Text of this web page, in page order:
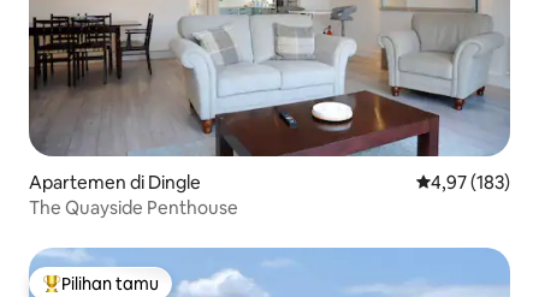
Apartemen di Dingle Nilai rata-rata
4,97 (183)
The Quayside Penthouse
Pilihan tamu